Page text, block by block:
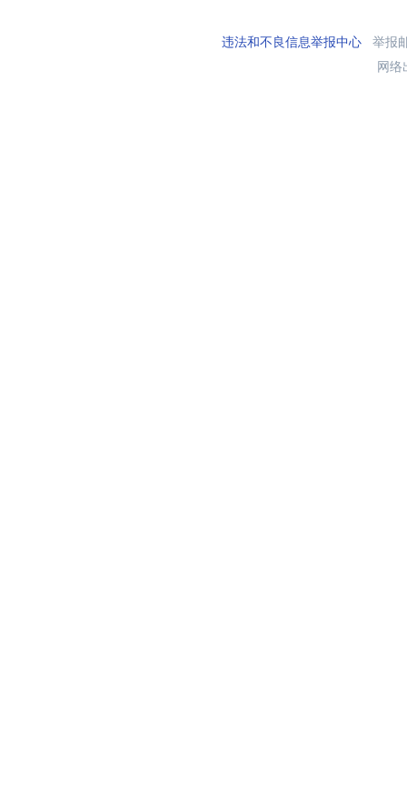
违法和不良信息举报中心举报
网